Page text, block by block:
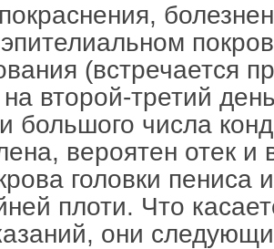
(встречается
второй-третий
большого числа
вероятен отек и
головки пениса
плоти. Что
они